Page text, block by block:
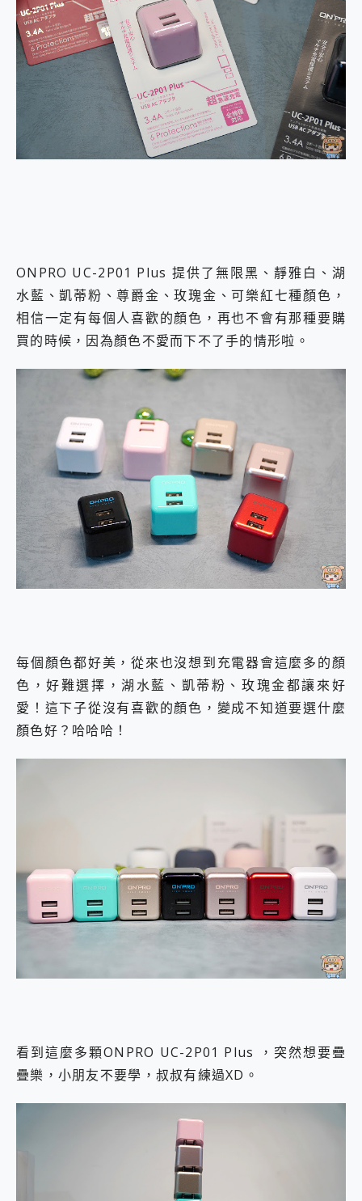
ONPRO UC-2P01 Plus 提供了無限黑、靜雅白、湖
水藍、凱蒂粉、尊爵金、玫瑰金、可樂紅七種顏色，
相信一定有每個人喜歡的顏色，再也不會有那種要購
買的時候，因為顏色不愛而下不了手的情形啦。
每個顏色都好美，從來也沒想到充電器會這麼多的顏
色，好難選擇，湖水藍、凱蒂粉、玫瑰金都讓來好
愛！這下子從沒有喜歡的顏色，變成不知道要選什麼
顏色好？哈哈哈！
看到這麼多顆ONPRO UC-2P01 Plus ，突然想要疊
疊樂，小朋友不要學，叔叔有練過XD。